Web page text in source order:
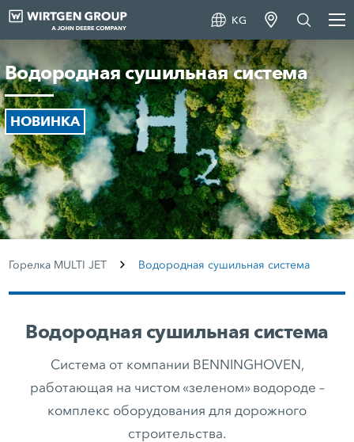
KG
Водородная сушильная система
НОВИНКА
Горелка MULTI JET Водородная сушильная система
Водородная сушильная система
Система от компании BENNINGHOVEN,
работающая на чистом «зеленом» водороде –
комплекс оборудования для дорожного
строительства.